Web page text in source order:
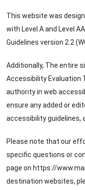
This website was
with Level A and Level
Guidelines version 2.2
Additionally, The entire
Accessibility Evaluation
authority in web
ensure any added or
accessibility guidelines,
Please note that our
specific questions or
page on https://
destination websites,